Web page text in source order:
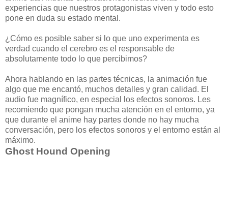
experiencias que nuestros protagonistas viven y todo esto
pone en duda su estado mental.
¿Cómo es posible saber si lo que uno experimenta es
verdad cuando el cerebro es el responsable de
absolutamente todo lo que percibimos?
Ahora hablando en las partes técnicas, la animación fue
algo que me encantó, muchos detalles y gran calidad. El
audio fue magnífico, en especial los efectos sonoros. Les
recomiendo que pongan mucha atención en el entorno, ya
que durante el anime hay partes donde no hay mucha
conversación, pero los efectos sonoros y el entorno están al
máximo.
Ghost Hound Opening